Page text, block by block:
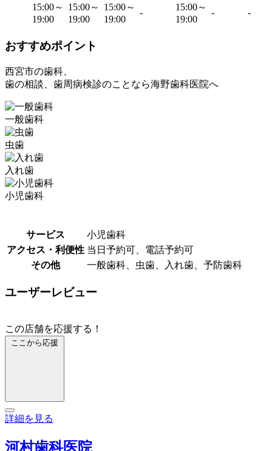
15:00～
19:00
15:00～
19:00
15:00～
19:00
-
15:00～
19:00
- -
おすすめポイント
西宮市の歯科、
歯の相談、歯周病検診のことなら海野歯科医院へ
一般歯科
虫歯
入れ歯
小児歯科
サービス
小児歯科
アクセス・利便性 当日予約可、電話予約可
その他
一般歯科、虫歯、入れ歯、予防歯科
ユーザーレビュー
この店舗を応援する！
ここから応援
詳細を見る
河村歯科医院